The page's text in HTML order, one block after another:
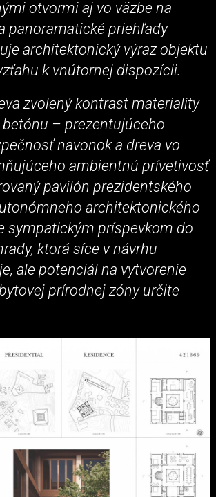
otvormi aj vo väzbe na
panoramatické priehľady
architektonický výraz objektu
k vnútornej dispozícii.
zvolený kontrast materiality
– prezentujúceho
navonok a dreva vo
ambientnú prívetivosť
pavilón prezidentského
architektonického
sympatickým príspevkom do
ktorá síce v návrhu
ale potenciál na vytvorenie
prírodnej zóny určite